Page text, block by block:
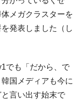
進！ 日米の協調
助金を全廃 ⇒ 実
で対前年同期比
が着韓！⇒ さっそ
勢力」のプラカー
メガクラスターを
発表しました（し
でも「だから、で
国メディアも今に
言い出す始末で